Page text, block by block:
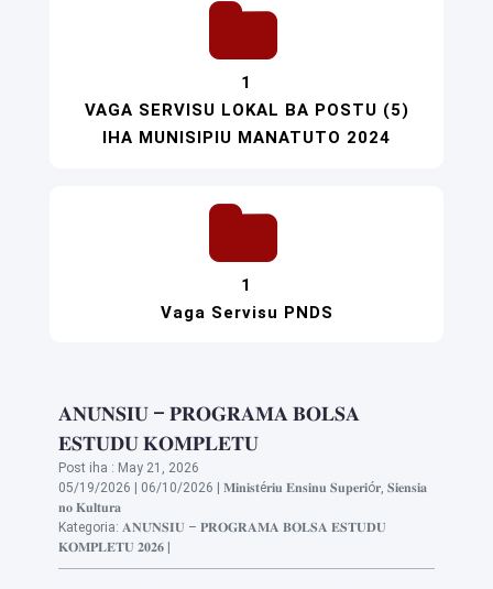
1
VAGA SERVISU LOKAL BA POSTU (5)
IHA MUNISIPIU MANATUTO 2024
1
Vaga Servisu PNDS
𝐀𝐍𝐔́𝐍𝐒𝐈𝐔 – 𝐏𝐑𝐎𝐆𝐑𝐀𝐌𝐀 𝐁𝐎𝐋𝐒𝐀
𝐄𝐒𝐓𝐔𝐃𝐔 𝐊𝐎𝐌𝐏𝐋𝐄𝐓𝐔
Post iha : May 21, 2026
05/19/2026 | 06/10/2026 | 𝐌𝐢𝐧𝐢𝐬𝐭é𝐫𝐢𝐮 𝐄𝐧𝐬𝐢𝐧𝐮 𝐒𝐮𝐩𝐞𝐫𝐢ó𝐫, 𝐒𝐢𝐞𝐧𝐬𝐢𝐚
𝐧𝐨 𝐊𝐮𝐥𝐭𝐮𝐫𝐚
Kategoria: 𝐀𝐍𝐔́𝐍𝐒𝐈𝐔 – 𝐏𝐑𝐎𝐆𝐑𝐀𝐌𝐀 𝐁𝐎𝐋𝐒𝐀 𝐄𝐒𝐓𝐔𝐃𝐔
𝐊𝐎𝐌𝐏𝐋𝐄𝐓𝐔 𝟐𝟎𝟐𝟔 |